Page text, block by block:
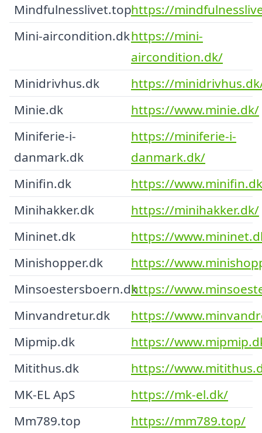
Mindfulnesslivet.tophttps://
Mini-aircondition.dkhttps://mini-
aircondition.dk/
Minidrivhus.dk
https://
Minie.dk
https://www.minie.dk/
Miniferie-i-
danmark.dk
https://miniferie-i-
danmark.dk/
Minifin.dk
https://
Minihakker.dk
https://minihakker.dk/
Mininet.dk
https://
Minishopper.dk
https://
Minsoestersboern.dkhttps://
Minvandretur.dk
https://
Mipmip.dk
https://
Mitithus.dk
https://
MK-EL ApS
https://mk-el.dk/
Mm789.top
https://mm789.top/